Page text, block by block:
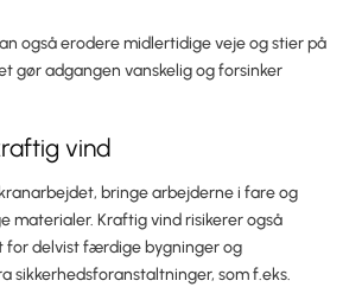
også erodere midlertidige veje og stier på
gør adgangen vanskelig og forsinker
vind
bringe arbejderne i fare og
materialer. Kraftig vind risikerer også
for delvist færdige bygninger og
sikkerhedsforanstaltninger, som f.eks.